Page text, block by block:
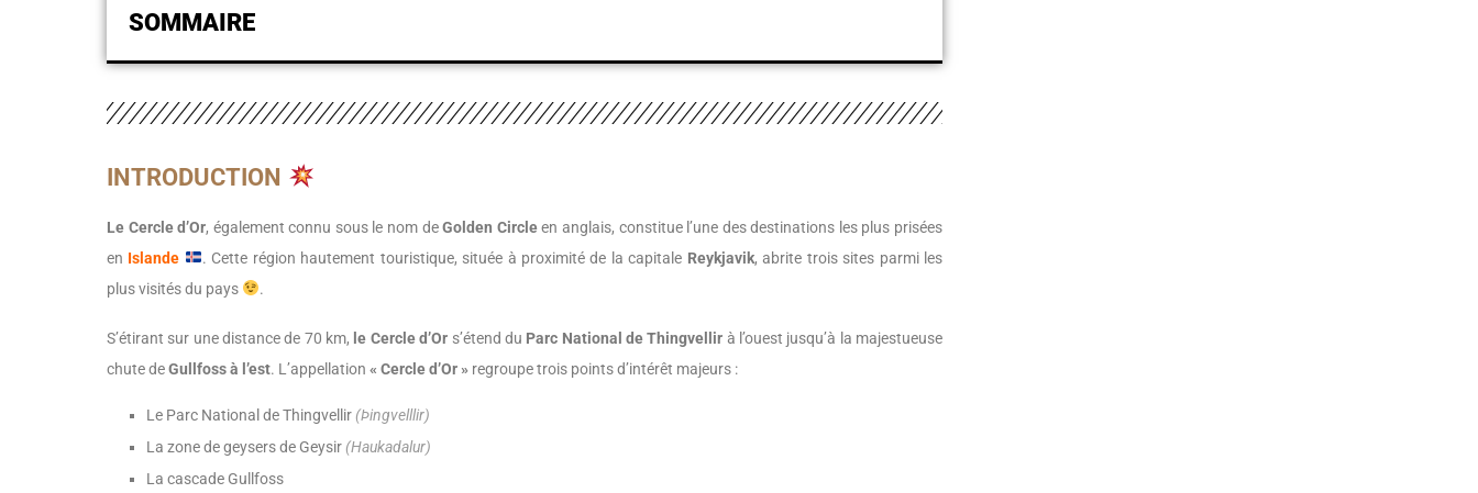
SOMMAIRE
INTRODUCTION
Le Cercle d’Or, également connu sous le nom deGolden Circleen anglais, constitue l’une des destinations les plus prisées
en Islande . Cette région hautement touristique, située à proximité de la capitale Reykjavik, abrite trois sites parmi les
plus visités du pays
.
S’étirant sur une distance de 70 km, le Cercle d’Or s’étend du Parc National de Thingvellir à l’ouest jusqu’à la majestueuse
chute deGullfoss à l’est. L’appellation « Cercle d’Or » regroupe trois points d’intérêt majeurs :
Le Parc National de Thingvellir (Þingvelllir)
La zone de geysers de Geysir (Haukadalur)
La cascade Gullfoss